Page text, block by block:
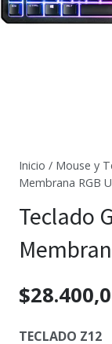
Inicio / Mouse y
Membrana RGB
Teclado
$
TECLADO Z12